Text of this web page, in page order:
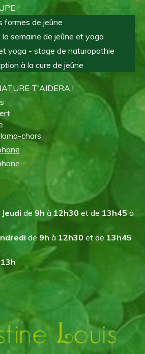
formes de jeûne
semaine de jeûne et yoga
yoga - stage de naturopathie
à la cure de jeûne
T'AIDERA !
chars
Jeudi de 9h à 12h30 et de 13h45à
de 9h à 12h30 et de 13h45
13h